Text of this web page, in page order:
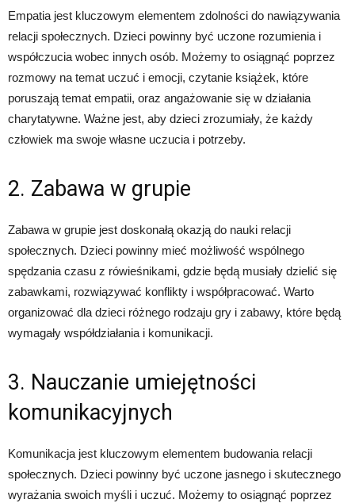
Empatia jest kluczowym elementem zdolności do nawiązywania
relacji społecznych. Dzieci powinny być uczone rozumienia i
współczucia wobec innych osób. Możemy to osiągnąć poprzez
rozmowy na temat uczuć i emocji, czytanie książek, które
poruszają temat empatii, oraz angażowanie się w działania
charytatywne. Ważne jest, aby dzieci zrozumiały, że każdy
człowiek ma swoje własne uczucia i potrzeby.
2. Zabawa w grupie
Zabawa w grupie jest doskonałą okazją do nauki relacji
społecznych. Dzieci powinny mieć możliwość wspólnego
spędzania czasu z rówieśnikami, gdzie będą musiały dzielić się
zabawkami, rozwiązywać konflikty i współpracować. Warto
organizować dla dzieci różnego rodzaju gry i zabawy, które będą
wymagały współdziałania i komunikacji.
3. Nauczanie umiejętności
komunikacyjnych
Komunikacja jest kluczowym elementem budowania relacji
społecznych. Dzieci powinny być uczone jasnego i skutecznego
wyrażania swoich myśli i uczuć. Możemy to osiągnąć poprzez